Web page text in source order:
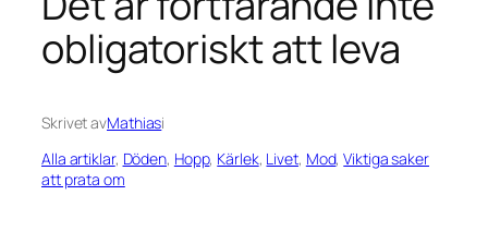
obligatoriskt att leva
Skrivet avMathiasi
Alla artiklar, Döden, Hopp, Kärlek, Livet, Mod, Viktiga saker
att prata om